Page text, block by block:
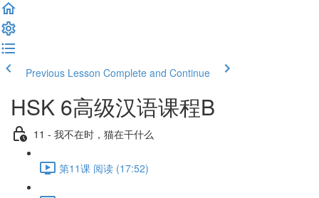
Previous Lesson Complete and Continue
HSK 6高级汉语课程B
11 - 我不在时，猫在干什么
第11课 阅读 (17:52)